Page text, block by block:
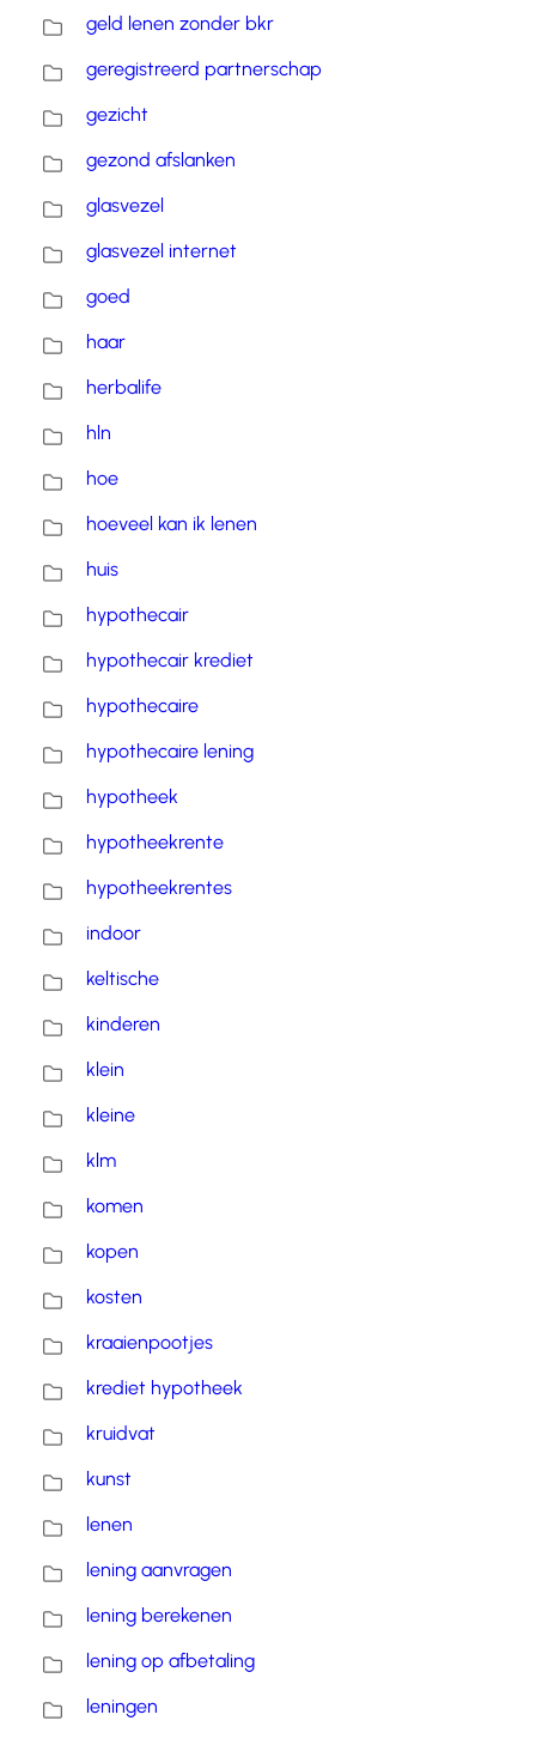
geld lenen zonder bkr
geregistreerd partnerschap
gezicht
gezond afslanken
glasvezel
glasvezel internet
goed
haar
herbalife
hln
hoe
hoeveel kan ik lenen
huis
hypothecair
hypothecair krediet
hypothecaire
hypothecaire lening
hypotheek
hypotheekrente
hypotheekrentes
indoor
keltische
kinderen
klein
kleine
klm
komen
kopen
kosten
kraaienpootjes
krediet hypotheek
kruidvat
kunst
lenen
lening aanvragen
lening berekenen
lening op afbetaling
leningen